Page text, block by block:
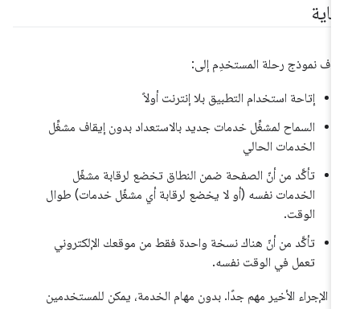
نموذج رحلة المستخدِم إلى:
إتاحة استخدام التطبيق بلا إنترنت أولاً
السماح لمشغِّل خدمات جديد بالاستعداد بدون إيقاف مشغِّل
الخدمات الحالي
تأكَّد من أنّ الصفحة ضمن النطاق تخضع لرقابة مشغّل
الخدمات نفسه (أو لا يخضع لرقابة أي مشغّل خدمات) طوال
الوقت.
تأكَّد من أنّ هناك نسخة واحدة فقط من موقعك الإلكتروني
تعمل في الوقت نفسه.
الإجراء الأخير مهم جدًا. بدون مهام الخدمة، يمكن للمستخدمين